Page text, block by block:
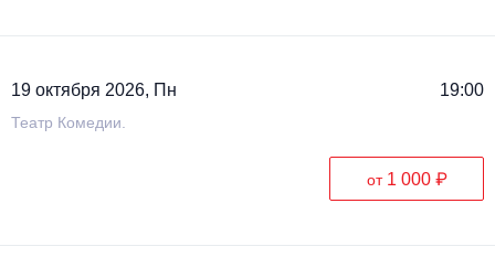
19 октября 2026, Пн 19:00
Театр Комедии.
от 1 000 ₽